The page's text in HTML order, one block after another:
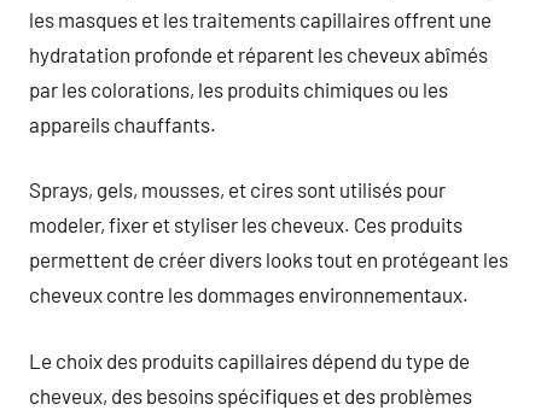
les masques et les traitements capillaires offrent une
hydratation profonde et réparent les cheveux abîmés
par les colorations, les produits chimiques ou les
appareils chauffants.
Sprays, gels, mousses, et cires sont utilisés pour
modeler, fixer et styliser les cheveux. Ces produits
permettent de créer divers looks tout en protégeant les
cheveux contre les dommages environnementaux.
Le choix des produits capillaires dépend du type de
cheveux, des besoins spécifiques et des problèmes